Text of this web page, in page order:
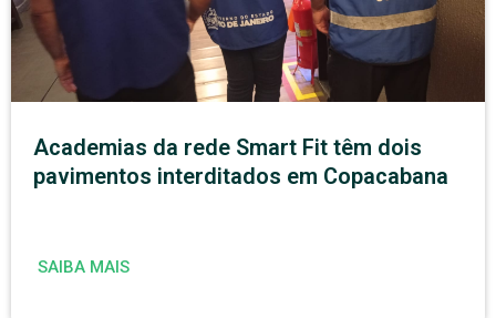
Academias da rede Smart Fit têm dois
pavimentos interditados em Copacabana
SAIBA MAIS